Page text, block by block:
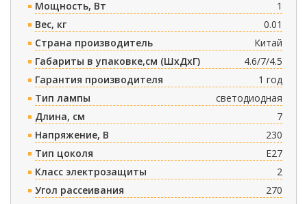
Мощность, Вт
1
Вес, кг
0.01
Страна производитель
Китай
Габариты в упаковке,см (ШxДxГ)
4.6/7/4.5
Гарантия производителя
1 год
Тип лампы
светодиодная
Длина, см
7
Напряжение, В
230
Тип цоколя
E27
Класс электрозащиты
2
Угол рассеивания
270